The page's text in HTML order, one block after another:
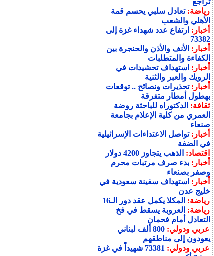
تراجع
رياضة:تعادل سلبي يحسم قمة
الأهلي والشعب
أخبار: ارتفاع عدد شهداء غزة إلى
73382
أخبار: الأنف والأذن والحنجرة بين
الكفاءة والمتطلبات
أخبار: استهداف تحشيدات في
الرويك والعبر والثنية
أخبار:تحذيرات ونصائح .. توقعات
بهطول أمطار متفرقة
ثقافة: الدكتوراه للباحثة روضة
العمري من كلية الإعلام بجامعة
صنعاء
أخبار:تواصل الاعتداءات الإسرائيلية
في الضفة
اقتصاد: الذهب يتجاوز 4200 دولار
أخبار:بدء صرف مرتبات محرم
وصفر بصنعاء
أخبار: استهداف سفينة سعودية في
خليج عدن
رياضة: المكلا يكمل عقد دور الـ16
رياضة: العروبة يسقط في فخ
التعادل أمام فحمان
عربي ودولي:
800 ألف لبناني
يعودون إلى مناطقهم
عربي ودولي:
73381 شهيداً في غزة